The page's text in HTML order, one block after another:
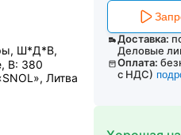
Ш*Д*В,
В: 380
Литва
Доставка:
Деловые
Оплата:
с НДС)